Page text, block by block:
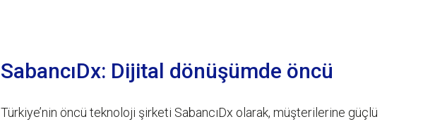
SabancıDx: Dijital dönüşümde öncü
Türkiye’nin öncü teknoloji şirketi SabancıDx olarak, müşterilerine güçlü